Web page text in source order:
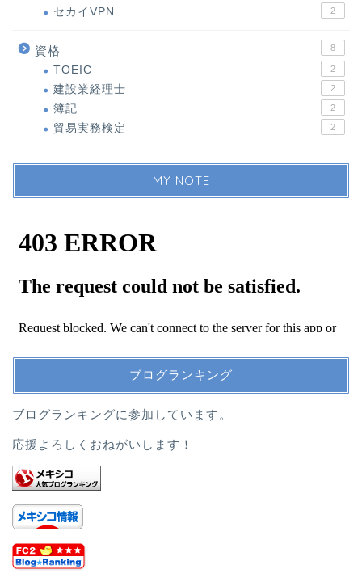
セカイVPN 2
資格 8
TOEIC 2
建設業経理士 2
簿記 2
貿易実務検定 2
MY NOTE
ブログランキング
ブログランキングに参加しています。
応援よろしくおねがいします！